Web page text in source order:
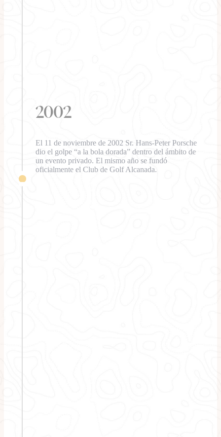
2002
El 11 de noviembre de 2002 Sr. Hans-Peter Porsche
dio el golpe “a la bola dorada” dentro del ámbito de
un evento privado. El mismo año se fundó
oficialmente el Club de Golf Alcanada.